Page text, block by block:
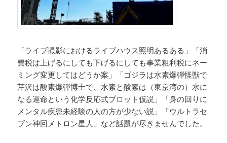
「ライブ撮影におけるライブハウス照明あるある」「消
費税は上げるにしても下げるにしても事業粗利税にネー
ミング変更してはどうか案」「ゴジラは水素爆弾怪獣で
芹沢は酸素爆弾博士で、水素と酸素は（東京湾の）水に
なる運命という化学反応式プロット仮説」「身の回りに
メンタル疾患未経験の人の方が少ない説」「ウルトラセ
ブン神回メトロン星人」など話題が尽きませんでした。